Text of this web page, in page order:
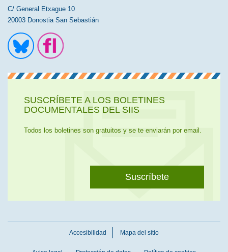
C/ General Etxague 10
20003 Donostia San Sebastián
SUSCRÍBETE A LOS BOLETINES
DOCUMENTALES DEL SIIS
Todos los boletines son gratuitos y se te enviarán por email.
Suscríbete
Accesibilidad Mapa del sitio